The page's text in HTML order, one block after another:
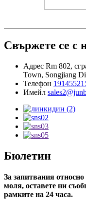
Свържете се с
Адрес Rm 802,
Town, Songjiang
Телефон
Имейл
Бюлетин
За запитвания
моля, оставете ни
рамките на 24 часа.